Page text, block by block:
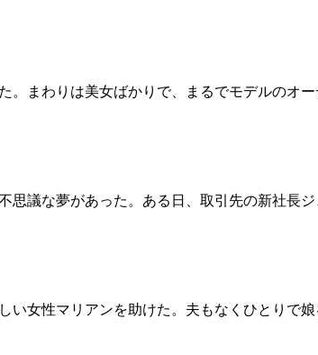
まわりは美女ばかりで、まるでモデルのオ
議な夢があった。ある日、取引先の新社長
女性マリアンを助けた。夫もなくひとりで